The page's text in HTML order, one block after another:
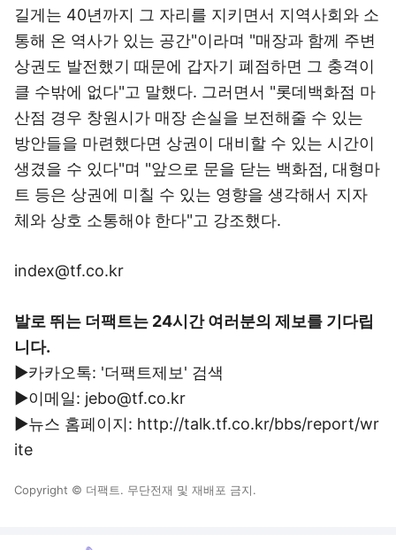
길게는 40년까지 그 자리를 지키면서 지역사회와 소
통해 온 역사가 있는 공간"이라며 "매장과 함께 주변
상권도 발전했기 때문에 갑자기 폐점하면 그 충격이
클 수밖에 없다"고 말했다. 그러면서 "롯데백화점 마
산점 경우 창원시가 매장 손실을 보전해줄 수 있는
방안들을 마련했다면 상권이 대비할 수 있는 시간이
생겼을 수 있다"며 "앞으로 문을 닫는 백화점, 대형마
트 등은 상권에 미칠 수 있는 영향을 생각해서 지자
체와 상호 소통해야 한다"고 강조했다.
index@tf.co.kr
발로 뛰는 더팩트는 24시간 여러분의 제보를 기다립
니다.
▶카카오톡: '더팩트제보' 검색
▶이메일: jebo@tf.co.kr
▶뉴스 홈페이지: http://talk.tf.co.kr/bbs/report/wr
ite
Copyright © 더팩트. 무단전재 및 재배포 금지.